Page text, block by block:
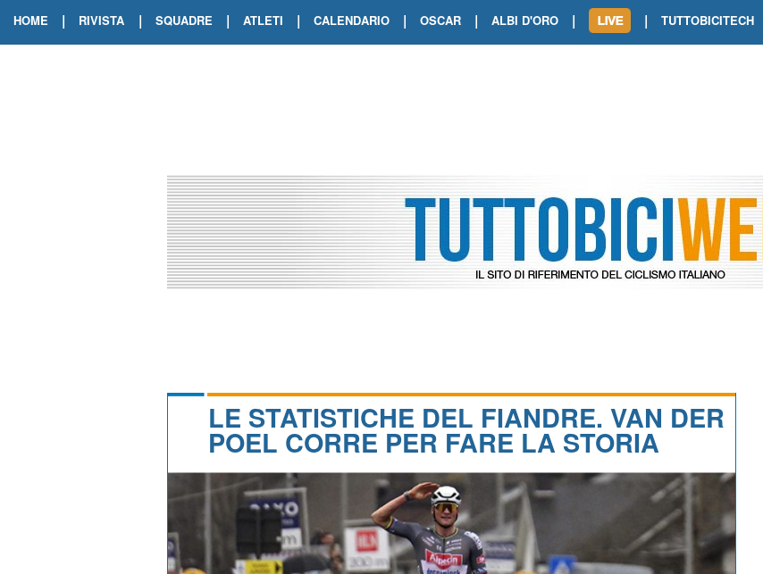
HOME | RIVISTA | SQUADRE | ATLETI | CALENDARIO | OSCAR | ALBI D'ORO |
TOUR DE FRANCE.
TOUR DE FRANCE. A
| TUTTOBICITECH
LE STATISTICHE DEL FIANDRE. VAN DER
POEL CORRE PER FARE LA STORIA